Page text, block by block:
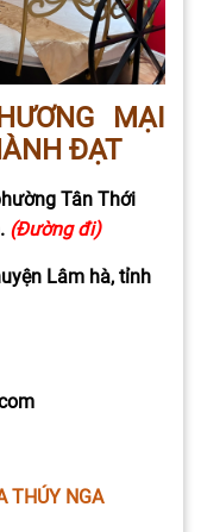
MẠI
ĐẠT
Tân Thới
(Đường đi)
Lâm hà, tỉnh
THÚY NGA